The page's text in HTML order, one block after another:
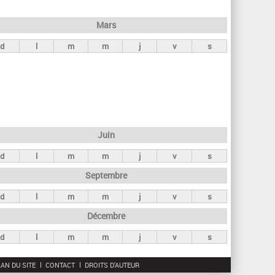
r
c
Mars
d l m m j v s
Juin
d l m m j v s
Septembre
d l m m j v s
Décembre
d l m m j v s
DU SITE CONTACT DROITS D'AUTEUR